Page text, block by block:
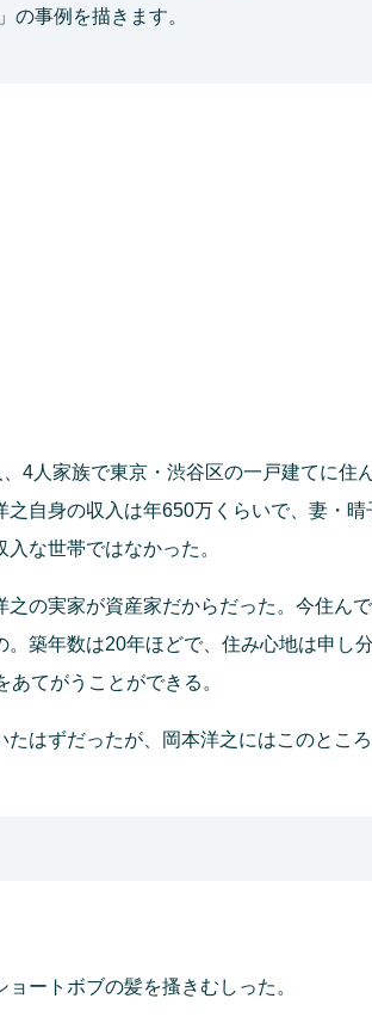
の事例を描きます。
4人家族で東京・渋谷区の一戸建てに住
自身の収入は年650万くらいで、妻・晴
な世帯ではなかった。
の実家が資産家だからだった。今住ん
築年数は20年ほどで、住み心地は申し
てがうことができる。
はずだったが、岡本洋之にはこのとこ
ートボブの髪を搔きむしった。